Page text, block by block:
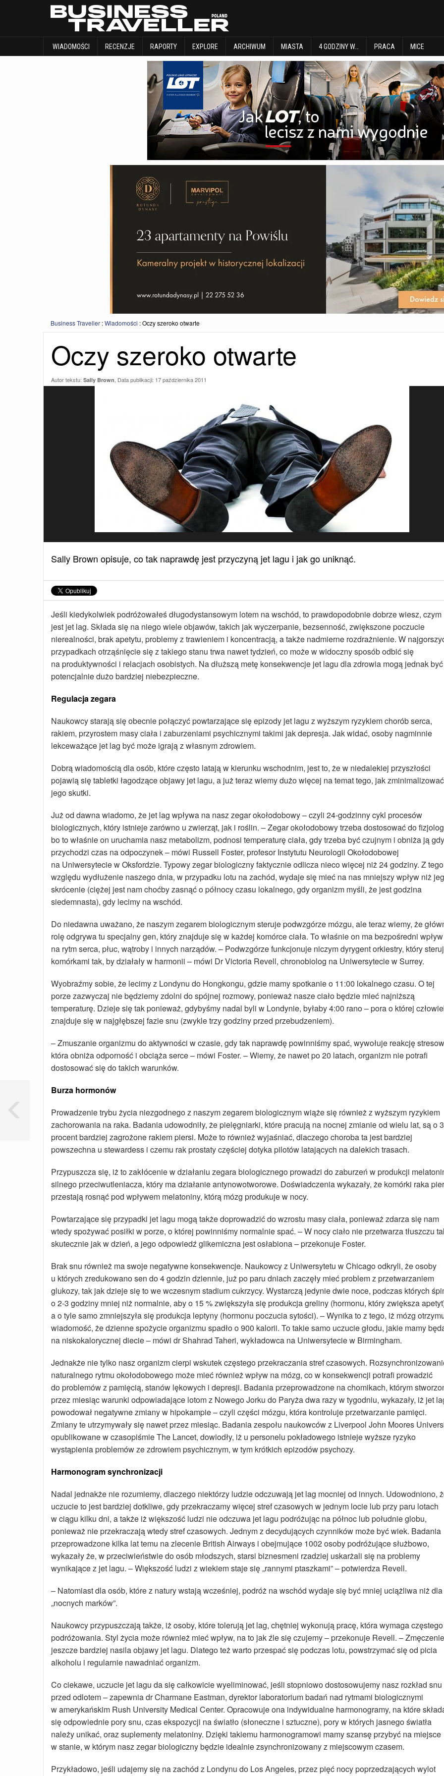
WIADOMOŚCI RECENZJE RAPORTY EXPLORE ARCHIWUM MIASTA 4 GODZINY W… PRACA MICE
WIADOMOŚCI RECENZJE
Business Traveller :Wiadomości :Oczy szeroko otwarte
Oczy szeroko otwarte
Autor tekstu: Sally Brown, Data publikacji: 17 października 2011
Sally Brown opisuje, co tak naprawdę jest przyczyną jet lagu i jak go uniknąć.
Jeśli kiedykolwiek podróżowałeś długodystansowym lotem na wschód, to prawdopodobnie dobrze wiesz, czym
jest jet lag. Składa się na niego wiele objawów, takich jak wyczerpanie, bezsenność, zwiększone poczucie
nierealności, brak apetytu, problemy z trawieniem i koncentracją, a także nadmierne rozdrażnienie. W
przypadkach otrząśnięcie się z takiego stanu trwa nawet tydzień, co może w widoczny sposób odbić się
na produktywności i relacjach osobistych. Na dłuższą metę konsekwencje jet lagu dla zdrowia mogą jednak być
potencjalnie dużo bardziej niebezpieczne.
Regulacja zegara
Naukowcy starają się obecnie połączyć powtarzające się epizody jet lagu z wyższym ryzykiem chorób serca,
rakiem, przyrostem masy ciała i zaburzeniami psychicznymi takimi jak depresja. Jak widać, osoby nagminnie
lekceważące jet lag być może igrają z własnym zdrowiem.
Dobrą wiadomością dla osób, które często latają w kierunku wschodnim, jest to, że w niedalekiej przyszłości
pojawią się tabletki łagodzące objawy jet lagu, a już teraz wiemy dużo więcej na temat tego, jak zminimalizować
jego skutki.
Już od dawna wiadomo, że jet lag wpływa na nasz zegar okołodobowy – czyli 24-godzinny cykl procesów
biologicznych, który istnieje zarówno u zwierząt, jak i roślin. – Zegar okołodobowy trzeba dostosować do
bo to właśnie on uruchamia nasz metabolizm, podnosi temperaturę ciała, gdy trzeba być czujnym i obniża ją gdy
przychodzi czas na odpoczynek – mówi Russell Foster, profesor Instytutu Neurologii Okołodobowej
na Uniwersytecie w Oksfordzie. Typowy zegar biologiczny faktycznie odlicza nieco więcej niż 24 godziny. Z tego
względu wydłużenie naszego dnia, w przypadku lotu na zachód, wydaje się mieć na nas mniejszy wpływ niż
skrócenie (ciężej jest nam choćby zasnąć o północy czasu lokalnego, gdy organizm myśli, że jest godzina
siedemnasta), gdy lecimy na wschód.
Do niedawna uważano, że naszym zegarem biologicznym steruje podwzgórze mózgu, ale teraz wiemy, że
rolę odgrywa tu specjalny gen, który znajduje się w każdej komórce ciała. To właśnie on ma bezpośredni wpływ
na rytm serca, płuc, wątroby i innych narządów. – Podwzgórze funkcjonuje niczym dyrygent orkiestry, który
komórkami tak, by działały w harmonii – mówi Dr Victoria Revell, chronobiolog na Uniwersytecie w Surrey.
Wyobraźmy sobie, że lecimy z Londynu do Hongkongu, gdzie mamy spotkanie o 11:00 lokalnego czasu. O tej
porze zazwyczaj nie będziemy zdolni do spójnej rozmowy, ponieważ nasze ciało będzie mieć najniższą
temperaturę. Dzieje się tak ponieważ, gdybyśmy nadal byli w Londynie, byłaby 4:00 rano – pora o której
znajduje się w najgłębszej fazie snu (zwykle trzy godziny przed przebudzeniem).
– Zmuszanie organizmu do aktywności w czasie, gdy tak naprawdę powinniśmy spać, wywołuje reakcję
która obniża odporność i obciąża serce – mówi Foster. – Wiemy, że nawet po 20 latach, organizm nie potrafi
dostosować się do takich warunków.
Burza hormonów
Prowadzenie trybu życia niezgodnego z naszym zegarem biologicznym wiąże się również z wyższym ryzykiem
zachorowania na raka. Badania udowodniły, że pielęgniarki, które pracują na nocnej zmianie od wielu lat, są o
procent bardziej zagrożone rakiem piersi. Może to również wyjaśniać, dlaczego choroba ta jest bardziej
powszechna u stewardess i czemu rak prostaty częściej dotyka pilotów latających na dalekich trasach.
Przypuszcza się, iż to zakłócenie w działaniu zegara biologicznego prowadzi do zaburzeń w produkcji
silnego przeciwutleniacza, który ma działanie antynowotworowe. Doświadczenia wykazały, że komórki raka
przestają rosnąć pod wpływem melatoniny, którą mózg produkuje w nocy.
Powtarzające się przypadki jet lagu mogą także doprowadzić do wzrostu masy ciała, ponieważ zdarza się nam
wtedy spożywać posiłki w porze, o której powinniśmy normalnie spać. – W nocy ciało nie przetwarza tłuszczu
skutecznie jak w dzień, a jego odpowiedź glikemiczna jest osłabiona – przekonuje Foster.
Brak snu również ma swoje negatywne konsekwencje. Naukowcy z Uniwersytetu w Chicago odkryli, że osoby
u których zredukowano sen do 4 godzin dziennie, już po paru dniach zaczęły mieć problem z przetwarzaniem
glukozy, tak jak dzieje się to we wczesnym stadium cukrzycy. Wystarczą jedynie dwie noce, podczas których
o 2-3 godziny mniej niż normalnie, aby o 15 % zwiększyła się produkcja greliny (hormonu, który zwiększa
a o tyle samo zmniejszyła się produkcja leptyny (hormonu poczucia sytości). – Wynika to z tego, iż mózg
wiadomość, że dzienne spożycie organizmu spadło o 900 kalorii. To takie samo uczucie głodu, jakie mamy
na niskokalorycznej diecie – mówi dr Shahrad Taheri, wykładowca na Uniwersytecie w Birmingham.
Jednakże nie tylko nasz organizm cierpi wskutek częstego przekraczania stref czasowych.
naturalnego rytmu okołodobowego może mieć również wpływ na mózg, co w konsekwencji potrafi prowadzić
do problemów z pamięcią, stanów lękowych i depresji. Badania przeprowadzone na chomikach, którym
przez miesiąc warunki odpowiadające lotom z Nowego Jorku do Paryża dwa razy w tygodniu, wykazały, iż jet
powodował negatywne zmiany w hipokampie – czyli części mózgu, która kontroluje przetwarzanie pamięci.
Zmiany te utrzymywały się nawet przez miesiąc. Badania zespołu naukowców z Liverpool John Moores
opublikowane w czasopiśmie The Lancet, dowiodły, iż u personelu pokładowego istnieje wyższe ryzyko
wystąpienia problemów ze zdrowiem psychicznym, w tym krótkich epizodów psychozy.
Harmonogram synchronizacji
Nadal jednakże nie rozumiemy, dlaczego niektórzy ludzie odczuwają jet lag mocniej od innych. Udowodniono,
uczucie to jest bardziej dotkliwe, gdy przekraczamy więcej stref czasowych w jednym locie lub przy paru lotach
w ciągu kilku dni, a także iż większość ludzi nie odczuwa jet lagu podróżując na północ lub południe globu,
ponieważ nie przekraczają wtedy stref czasowych. Jednym z decydujących czynników może być wiek. Badania
przeprowadzone kilka lat temu na zlecenie British Airways i obejmujące 1002 osoby podróżujące służbowo,
wykazały że, w przeciwieństwie do osób młodszych, starsi biznesmeni rzadziej uskarżali się na problemy
wynikające z jet lagu. – Większość ludzi z wiekiem staje się „rannymi ptaszkami” – potwierdza Revell.
– Natomiast dla osób, które z natury wstają wcześniej, podróż na wschód wydaje się być mniej uciążliwa niż dla
„nocnych marków”.
Naukowcy przypuszczają także, iż osoby, które tolerują jet lag, chętniej wykonują pracę, która wymaga częstego
podróżowania. Styl życia może również mieć wpływ, na to jak źle się czujemy – przekonuje Revell. – Zmęczenie
jeszcze bardziej nasila objawy jet lagu. Dlatego też warto przespać się podczas lotu, powstrzymać się od picia
alkoholu i regularnie nawadniać organizm.
Co ciekawe, uczucie jet lagu da się całkowicie wyeliminować, jeśli stopniowo dostosowujemy nasz rozkład snu
przed odlotem – zapewnia dr Charmane Eastman, dyrektor laboratorium badań nad rytmami biologicznymi
w amerykańskim Rush University Medical Center. Opracowuje ona indywidualne harmonogramy, na które
się odpowiednie pory snu, czas ekspozycji na światło (słoneczne i sztuczne), pory w których jasnego światła
należy unikać, oraz suplementy melatoniny. Dzięki takiemu harmonogramowi mamy szansę przybyć na miejsce
w stanie, w którym nasz zegar biologiczny będzie idealnie zsynchronizowany z miejscowym czasem.
Przykładowo, jeśli udajemy się na zachód z Londynu do Los Angeles, przez pięć nocy poprzedzających wylot